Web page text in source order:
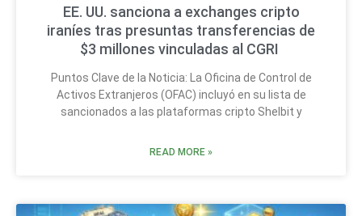
EE. UU. sanciona a exchanges cripto
iraníes tras presuntas transferencias de
$3 millones vinculadas al CGRI
Puntos Clave de la Noticia: La Oficina de Control de
Activos Extranjeros (OFAC) incluyó en su lista de
sancionados a las plataformas cripto Shelbit y
READ MORE »